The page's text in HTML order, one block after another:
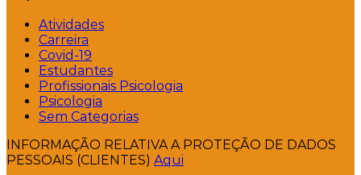
Atividades
Carreira
Covid-19
Estudantes
Profissionais Psicologia
Psicologia
Sem Categorias
INFORMAÇÃO RELATIVA A PROTEÇÃO DE DADOS
PESSOAIS (CLIENTES) Aqui